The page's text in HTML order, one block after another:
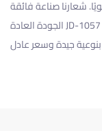
سنويًا. شعارنا صناعة فائقة
الجودة